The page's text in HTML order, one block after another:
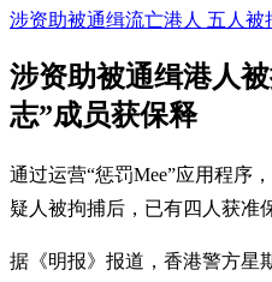
涉资助被通缉流亡港人 五人被
涉资助被通缉港人
志”成员获保释
通过运营“惩罚Mee”应用程序
疑人被拘捕后，已有四人获准
据《明报》报道，香港警方星